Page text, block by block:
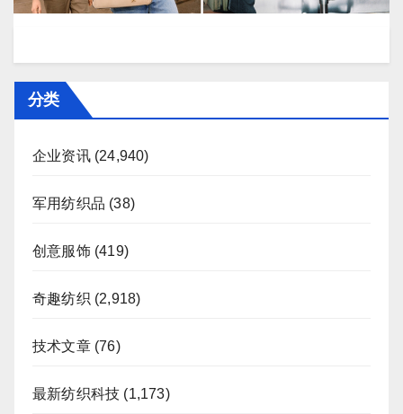
分类
企业资讯(24,940)
军用纺织品 (38)
创意服饰(419)
奇趣纺织 (2,918)
技术文章(76)
最新纺织科技 (1,173)